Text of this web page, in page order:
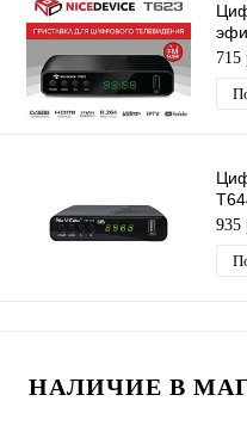
715
935
НАЛИЧИЕ В